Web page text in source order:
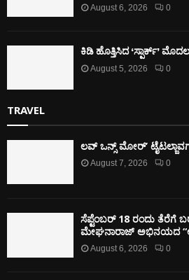
August 6, 2026 0
ಕಿಡಿ‌‌ ಹೊತ್ತಿಸಿದ ‘ಸ್ಪಾರ್ಕ್’
August 5, 2026 0
TRAVEL
ಲವ್ ಒನ್ಸ್ ಮೋರ್’
August 7, 2026 0
ಸೆಪ್ಟೆಂಬರ್ 18 ರಂದು ತೆರೆಗೆ
ಮೇಘನಾರಾಜ್ ಅಭಿನಯದ
August 6, 2026 0